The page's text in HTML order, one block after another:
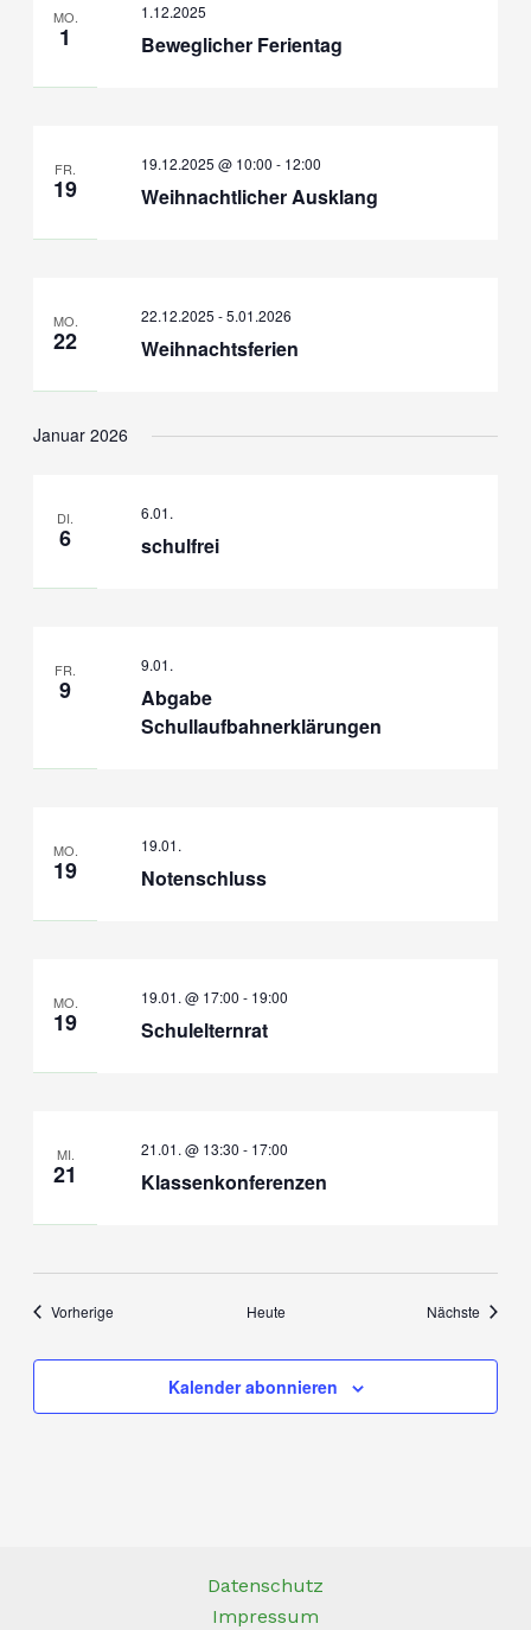
MO.
1 Beweglicher Ferientag
1.12.2025
FR.
19 Weihnachtlicher Ausklang
19.12.2025 @ 10:00 - 12:00
MO.
22 Weihnachtsferien
22.12.2025 -5.01.2026
Januar 2026
DI.
6 schulfrei
6.01.
FR.
9
Abgabe
Schullaufbahnerklärungen
9.01.
MO.
19 Notenschluss
19.01.
MO.
19 Schulelternrat
19.01. @ 17:00 - 19:00
MI.
21 Klassenkonferenzen
21.01. @ 13:30 - 17:00
Vorherige Heute Nächste
Kalender abonnieren
Datenschutz
Impressum